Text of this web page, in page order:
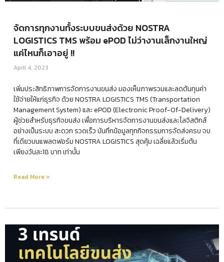
จัดการทุกงานทั้งระบบขนส่งด้วย NOSTRA
LOGISTICS TMS พร้อม ePOD ไม่ว่างานเล็กงานใหญ่
แค่ไหนก็เอาอยู่ !!
April 4, 2023
เพิ่มประสิทธิภาพการจัดการงานขนส่ง มองเห็นภาพรวมและลดต้นทุนค่า
ใช้จ่ายให้แก่ธุรกิจ ด้วย NOSTRA LOGISTICS TMS (Transportation
Management System) และ ePOD (Electronic Proof-Of-Delivery)
ผู้ช่วยสำหรับธุรกิจขนส่ง เพื่อการบริหารจัดการงานขนส่งและโลจิสติกส์
อย่างเป็นระบบ สะดวก รวดเร็ว บันทึกข้อมูลทุกกิจกรรมการจัดส่งครบ จบ
ที่เดียวบนแพลตฟอร์ม NOSTRA LOGISTICS สุดคุ้ม เฉลี่ยแล้วเริ่มต้น
เพียงวันละ18 บาท เท่านั้น
Read More »